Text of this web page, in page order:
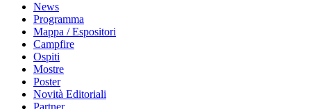
News
Programma
Mappa / Espositori
Campfire
Ospiti
Mostre
Poster
Novità Editoriali